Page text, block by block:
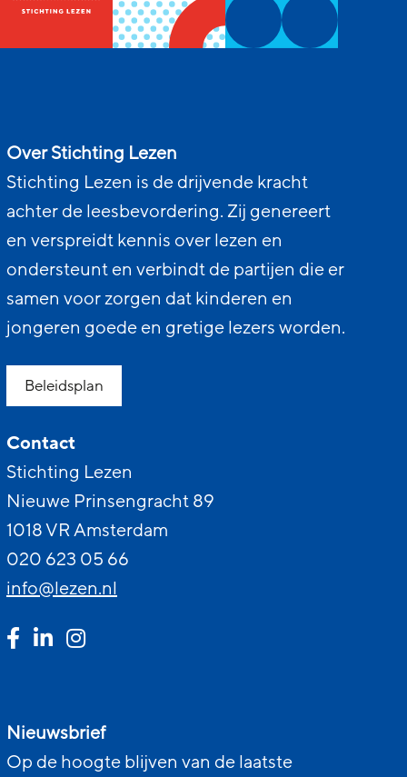
Over Stichting Lezen
Stichting Lezen is de drijvende kracht
achter de leesbevordering. Zij genereert
en verspreidt kennis over lezen en
ondersteunt en verbindt de partijen die er
samen voor zorgen dat kinderen en
jongeren goede en gretige lezers worden.
Beleidsplan
Contact
Stichting Lezen
Nieuwe Prinsengracht 89
1018 VR Amsterdam
020 623 05 66
info@lezen.nl
Nieuwsbrief
Op de hoogte blijven van de laatste